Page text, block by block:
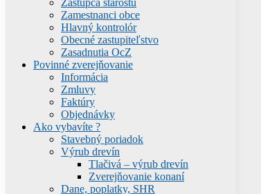
Zamestnanci obce
Hlavný kontrolór
Obecné zastupiteľstvo
Zasadnutia OcZ
Povinné zverejňovanie
Informácia
Zmluvy
Faktúry
Objednávky
Ako vybavíte ?
Stavebný poriadok
Výrub drevín
Tlačivá – výrub drevín
Zverejňovanie konaní
Dane, poplatky, SHR